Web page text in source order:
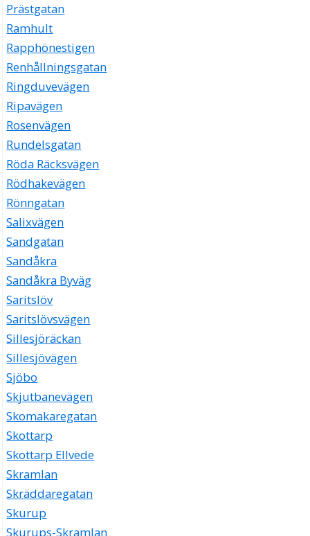
Prästgatan
Ramhult
Rapphönestigen
Renhållningsgatan
Ringduvevägen
Ripavägen
Rosenvägen
Rundelsgatan
Röda Räcksvägen
Rödhakevägen
Rönngatan
Salixvägen
Sandgatan
Sandåkra
Sandåkra Byväg
Saritslöv
Saritslövsvägen
Sillesjöräckan
Sillesjövägen
Sjöbo
Skjutbanevägen
Skomakaregatan
Skottarp
Skottarp Ellvede
Skramlan
Skräddaregatan
Skurup
Skurups-Skramlan